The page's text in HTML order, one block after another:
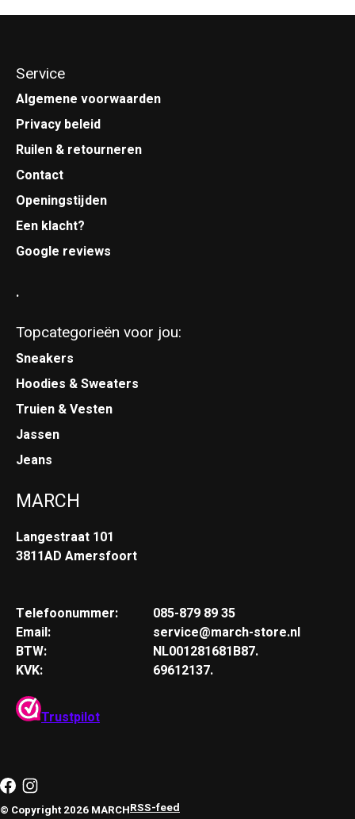
Service
Algemene voorwaarden
Privacy beleid
Ruilen & retourneren
Contact
Openingstijden
Een klacht?
Google reviews
.
Topcategorieën voor jou:
Sneakers
Hoodies & Sweaters
Truien & Vesten
Jassen
Jeans
MARCH
Langestraat 101
3811AD Amersfoort
Telefoonummer:
Email:
BTW:
KVK:
085-879 89 35
service@march-store.nl
NL001281681B87.
69612137.
Trustpilot
© Copyright 2026 MARCHRSS-feed